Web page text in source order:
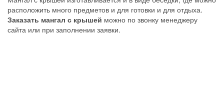
расположить много предметов и для готовки и для отдыха.
Заказать мангал с крышей можно по звонку менеджеру
сайта или при заполнении заявки.